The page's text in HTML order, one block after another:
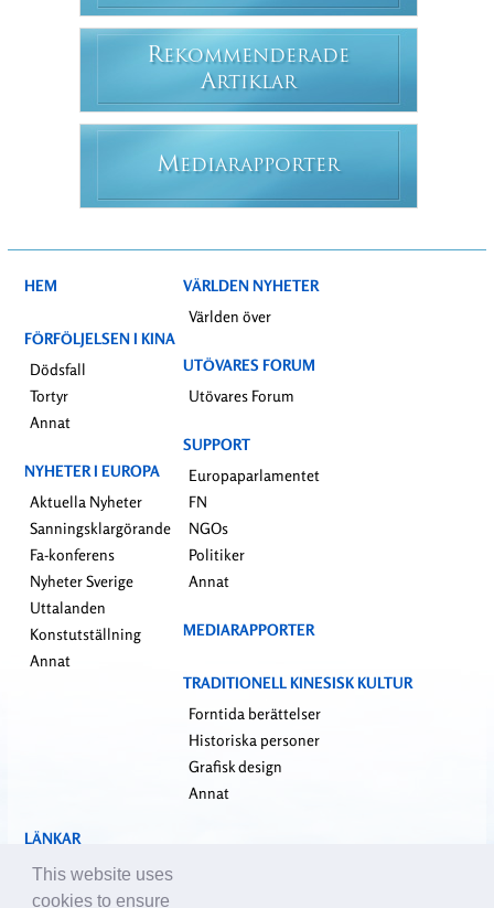
REKOMMENDERADE
ARTIKLAR
MEDIARAPPORTER
HEM
FÖRFÖLJELSEN I KINA
Dödsfall
Tortyr
Annat
NYHETER I EUROPA
Aktuella Nyheter
Sanningsklargörande
Fa-konferens
Nyheter Sverige
Uttalanden
Konstutställning
Annat
VÄRLDEN NYHETER
Världen över
UTÖVARES FORUM
Utövares Forum
SUPPORT
Europaparlamentet
FN
NGOs
Politiker
Annat
MEDIARAPPORTER
TRADITIONELL KINESISK KULTUR
Forntida berättelser
Historiska personer
Grafisk design
Annat
LÄNKAR
falundafa.org
faluninfo.net
This website uses
cookies to ensure